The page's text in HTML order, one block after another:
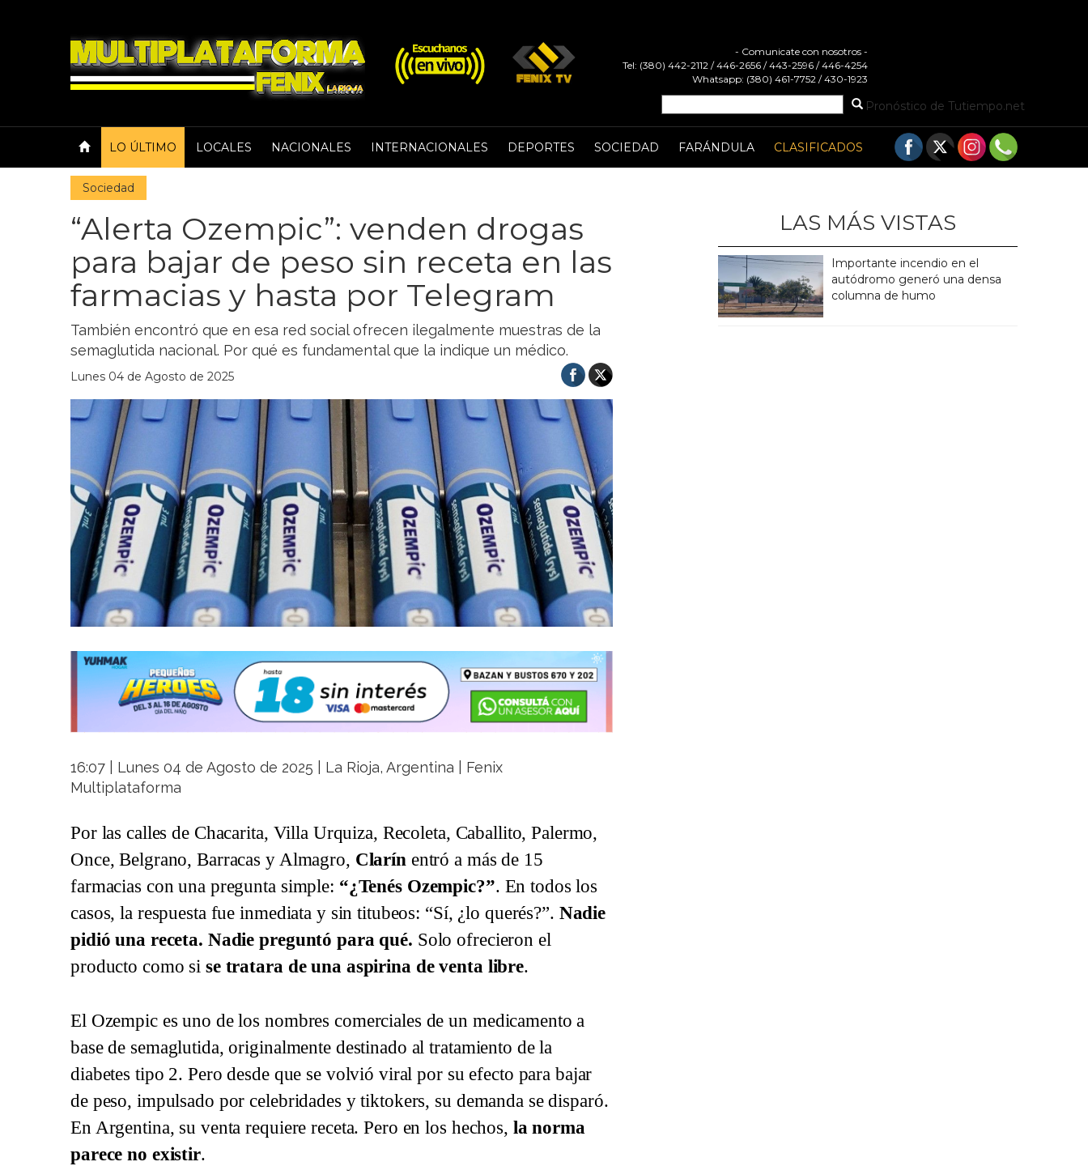
- Comunicate con nosotros -
Tel: (380) 442-2112 / 446-2656 / 443-2596 / 446-4254
Whatsapp: (380) 461-7752 / 430-1923
Pronóstico de Tutiempo.net
LO ÚLTIMO LOCALES NACIONALES INTERNACIONALES DEPORTES SOCIEDAD FARÁNDULA CLASIFICADOS
Sociedad
“Alerta Ozempic”: venden drogas
para bajar de peso sin receta en las
farmacias y hasta por Telegram
También encontró que en esa red social ofrecen ilegalmente muestras de la
semaglutida nacional. Por qué es fundamental que la indique un médico.
Lunes 04 de Agosto de 2025
16:07 | Lunes 04 de Agosto de 2025 | La Rioja, Argentina | Fenix
Multiplataforma
Por las calles de Chacarita, Villa Urquiza, Recoleta, Caballito, Palermo,
Once, Belgrano, Barracas y Almagro, Clarín entró a más de 15
farmacias con una pregunta simple: “¿Tenés Ozempic?”. En todos los
casos, la respuesta fue inmediata y sin titubeos: “Sí, ¿lo querés?”. Nadie
pidió una receta. Nadie preguntó para qué. Solo ofrecieron el
producto como si se tratara de una aspirina de venta libre.
El Ozempic es uno de los nombres comerciales de un medicamento a
base de semaglutida, originalmente destinado al tratamiento de la
diabetes tipo 2. Pero desde que se volvió viral por su efecto para bajar
de peso, impulsado por celebridades y tiktokers, su demanda se disparó.
En Argentina, su venta requiere receta. Pero en los hechos, la norma
parece no existir.
LAS MÁS VISTAS
Importante incendio en el
autódromo generó una densa
columna de humo